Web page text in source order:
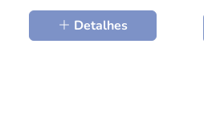
Detalhes